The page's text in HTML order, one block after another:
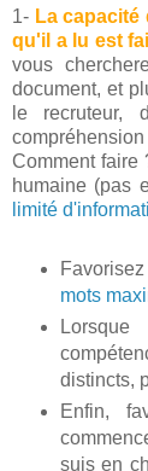
1- La
qu'il a lu est
vous
document, et
le recruteur,
Comment faire
humaine (pas
limité
mots
distincts,
Enfin,
suis en